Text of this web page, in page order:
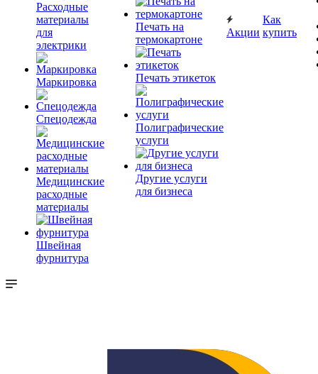
Расходные
материалы
для
электрики
Маркировка
Спецодежда
Медицинские
расходные
материалы
Швейная
фурнитура
Печать на
термокартоне
Печать этикеток
Полиграфические
услуги
Другие услуги
для бизнеса
Акции
Как
купить